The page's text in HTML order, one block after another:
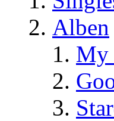
Alben
My